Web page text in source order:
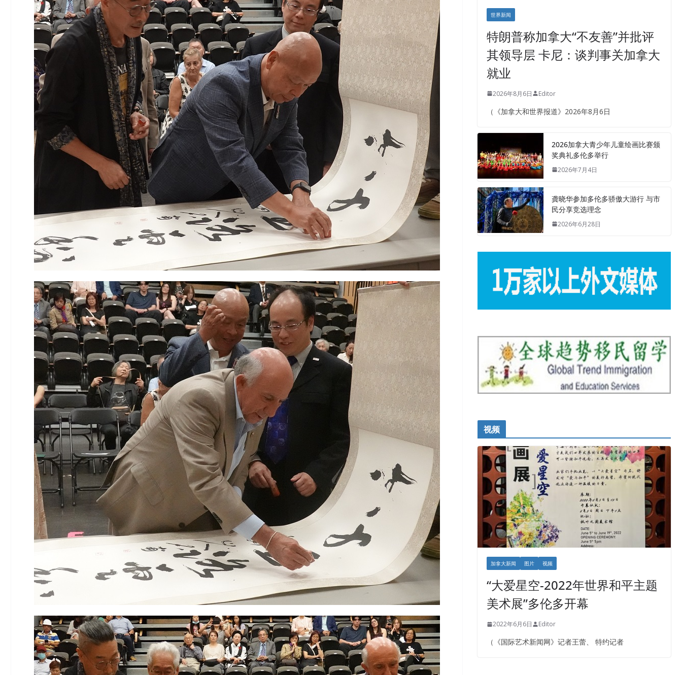
世界新闻
特朗普称加拿大“不友善”并批评
其领导层 卡尼：谈判事关加拿大
就业
2026年8月6日 Editor
（《加拿大和世界报道》2026年8月6日
2026加拿大青少年儿童绘画比赛颁
奖典礼多伦多举行
2026年7月4日
龚晓华参加多伦多骄傲大游行 与市
民分享竞选理念
2026年6月28日
视频
加拿大新闻 图片 视频
“大爱星空-2022年世界和平主题
美术展”多伦多开幕
2022年6月6日 Editor
（《国际艺术新闻网》记者王蕾、 特约记者